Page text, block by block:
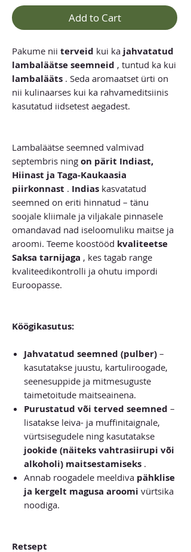
Add to Cart
Pakume nii terveid kui ka jahvatatud
lambaläätse seemneid , tuntud ka kui
lambalääts . Seda aromaatset ürti on
nii kulinaarses kui ka rahvameditsiinis
kasutatud iidsetest aegadest.
Lambaläätse seemned valmivad
septembris ning on pärit Indiast,
Hiinast ja Taga-Kaukaasia
piirkonnast . Indias kasvatatud
seemned on eriti hinnatud – tänu
soojale kliimale ja viljakale pinnasele
omandavad nad iseloomuliku maitse ja
aroomi. Teeme koostööd kvaliteetse
Saksa tarnijaga , kes tagab range
kvaliteedikontrolli ja ohutu impordi
Euroopasse.
Köögikasutus:
Jahvatatud seemned (pulber) –
kasutatakse juustu, kartuliroogade,
seenesuppide ja mitmesuguste
taimetoitude maitseainena.
Purustatud või terved seemned –
lisatakse leiva- ja muffinitaignale,
vürtsisegudele ning kasutatakse
jookide (näiteks vahtrasiirupi või
alkoholi) maitsestamiseks .
Annab roogadele meeldiva pähklise
ja kergelt magusa aroomi vürtsika
noodiga.
Retsept